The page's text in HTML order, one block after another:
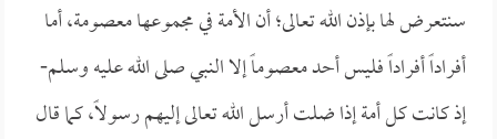
سنتعرض لها بإذن الله تعالى؛ أن الأمة في مجموعها معصومة، أما
أفراداً أفراداً فليس أحد معصوماً إلا النبي صلى الله عليه وسلم-
إذ كانت كل أمة إذا ضلت أرسل الله تعالى إليهم رسولاً، كما قال